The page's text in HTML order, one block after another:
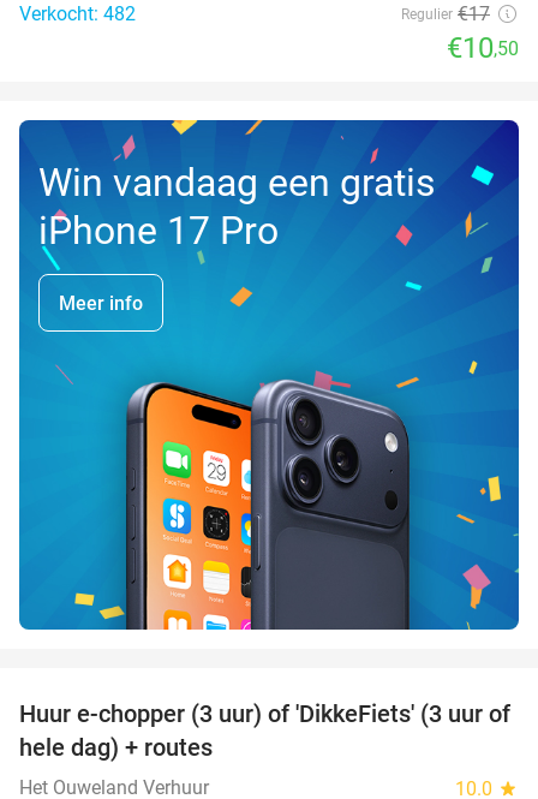
Verkocht: 482
Regulier €17
€10,50
Win vandaag een gratis
iPhone 17 Pro
Meer info
50%
Huur e-chopper (3 uur) of 'DikkeFiets' (3 uur of
hele dag) + routes
Het Ouweland Verhuur 10.0 star